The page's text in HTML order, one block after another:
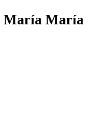
María María